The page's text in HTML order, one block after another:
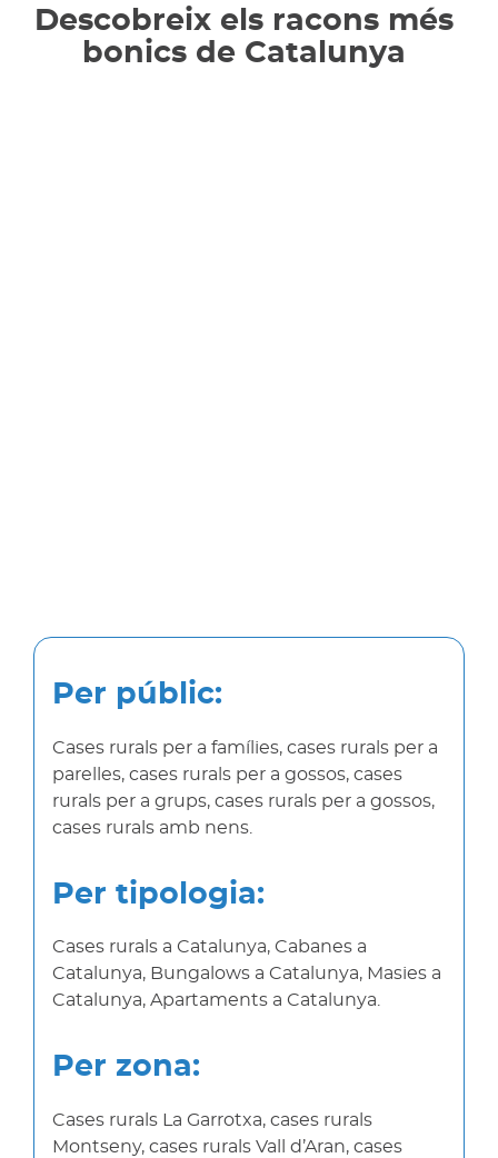
Descobreix els racons més
bonics de Catalunya
Per públic:
Cases rurals per a famílies, cases rurals per a
parelles, cases rurals per a gossos, cases
rurals per a grups, cases rurals per a gossos,
cases rurals amb nens.
Per tipologia:
Cases rurals a Catalunya, Cabanes a
Catalunya, Bungalows a Catalunya, Masies a
Catalunya, Apartaments a Catalunya.
Per zona:
Cases rurals La Garrotxa, cases rurals
Montseny, cases rurals Vall d’Aran, cases